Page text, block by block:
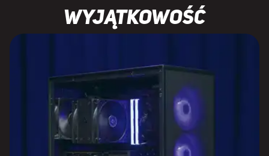
wyjątkowość